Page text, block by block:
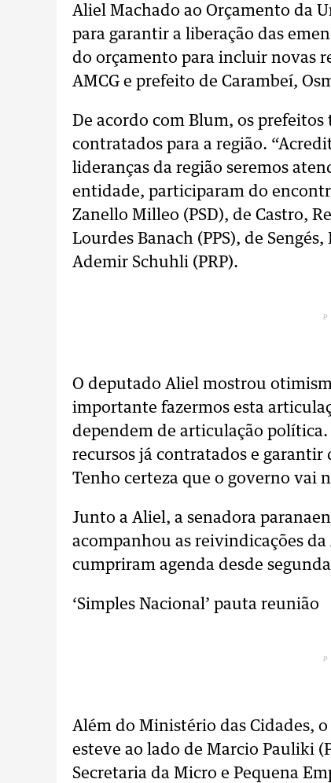
Aliel Machado ao Orçamento da
para garantir a liberação das
do orçamento para incluir novas
AMCG e prefeito de Carambeí,
De acordo com Blum, os
contratados para a região.
lideranças da região seremos
entidade, participaram do
Zanello Milleo (PSD), de Castro,
Lourdes Banach (PPS), de
Ademir Schuhli (PRP).
O deputado Aliel mostrou
importante fazermos esta
dependem de articulação política.
recursos já contratados e garantir
Tenho certeza que o governo vai
Junto a Aliel, a senadora
acompanhou as reivindicações da
cumpriram agenda desde
‘Simples Nacional’ pauta reunião
Além do Ministério das Cidades,
esteve ao lado de Marcio Pauliki
Secretaria da Micro e Pequena